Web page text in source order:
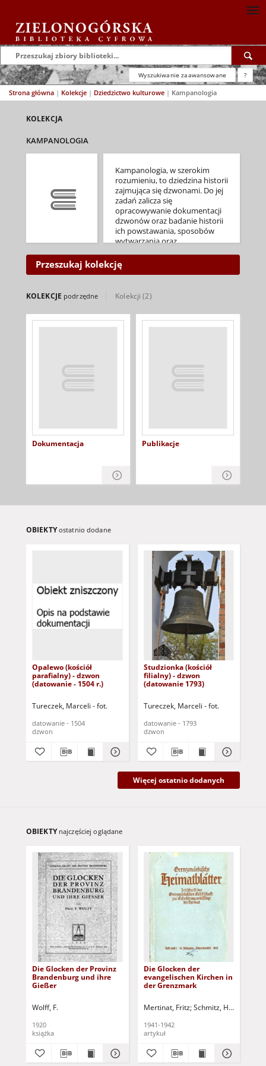
Wyszukiwanie zaawansowane ?
Strona główna | Kolekcje | Dziedzictwo kulturowe | Kampanologia
KOLEKCJA
KAMPANOLOGIA
Kampanologia, w szerokim
rozumieniu, to dziedzina historii
zajmująca się dzwonami. Do jej
zadań zalicza się
opracowywanie dokumentacji
dzwonów oraz badanie historii
ich powstawania, sposobów
wytwarzania oraz
w szerokim zakresie łączy się z
innymi dziedzinami: historią
epigrafiką, dziejami dawnej
obrzędowości, zagadnieniami
archeologii prawnej. W Polsce
kampanologia, jak dotychczas,
Przeszukaj kolekcję
KOLEKCJE podrzędne Kolekcji (2)
Dokumentacja Publikacje
OBIEKTYostatnio dodane
Opalewo (kościół
parafialny) - dzwon
(datowanie - 1504 r.)
Tureczek, Marceli - fot.
datowanie - 1504
dzwon
Studzionka (kościół
filialny) - dzwon
(datowanie 1793)
Tureczek, Marceli - fot.
datowanie - 1793
dzwon
Więcej ostatnio dodanych
OBIEKTY najczęściej oglądane
Die Glocken der Provinz
Brandenburg und ihre
Gießer
Wolff, F.
1920
książka
Die Glocken der
evangelischen Kirchen in
der Grenzmark
Mertinat, Fritz Schmitz, H.J. - red.
1941-1942
artykuł